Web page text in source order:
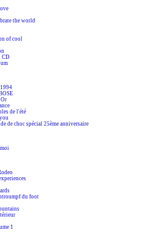
the world
of cool
CD
Or
de l'été
de choc spécial 25ème anniversaire
du foot
1